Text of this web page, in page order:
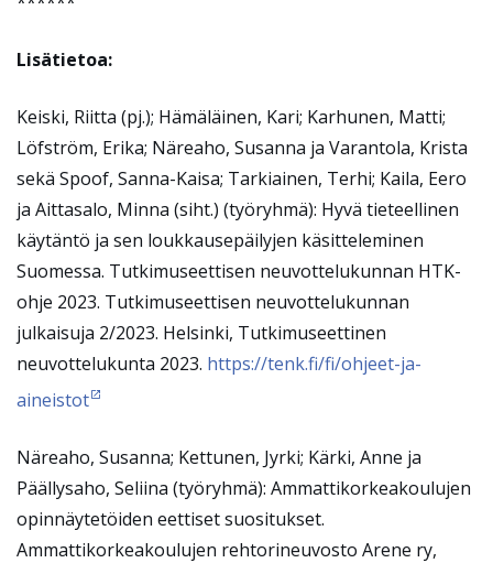
Lisätietoa:
Keiski, Riitta (pj.); Hämäläinen, Kari; Karhunen, Matti;
Löfström, Erika; Näreaho, Susanna ja Varantola, Krista
sekä Spoof, Sanna-Kaisa; Tarkiainen, Terhi; Kaila, Eero
ja Aittasalo, Minna (siht.) (työryhmä): Hyvä tieteellinen
käytäntö ja sen loukkausepäilyjen käsitteleminen
Suomessa. Tutkimuseettisen neuvottelukunnan HTK-
ohje 2023. Tutkimuseettisen neuvottelukunnan
julkaisuja 2/2023. Helsinki, Tutkimuseettinen
neuvottelukunta 2023. https://tenk.fi/fi/ohjeet-ja-
aineistot
Näreaho, Susanna; Kettunen, Jyrki; Kärki, Anne ja
Päällysaho, Seliina (työryhmä): Ammattikorkeakoulujen
opinnäytetöiden eettiset suositukset.
Ammattikorkeakoulujen rehtorineuvosto Arene ry,